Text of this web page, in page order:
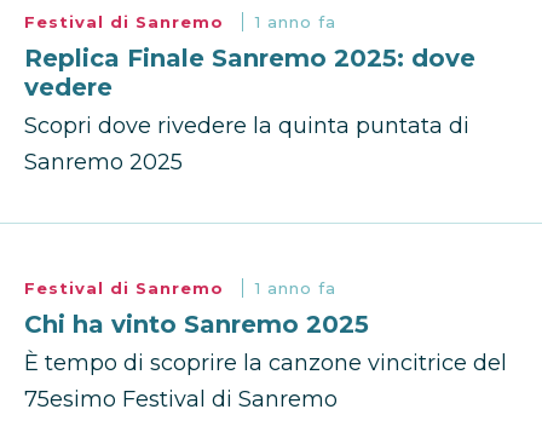
Festival di Sanremo 1 anno fa
Replica Finale Sanremo 2025: dove
vedere
Scopri dove rivedere la quinta puntata di
Sanremo 2025
Festival di Sanremo 1 anno fa
Chi ha vinto Sanremo 2025
È tempo di scoprire la canzone vincitrice del
75esimo Festival di Sanremo